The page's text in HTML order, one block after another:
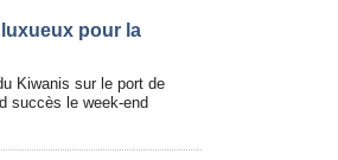
pour la
Kiwanis sur le port de
succès le week-end